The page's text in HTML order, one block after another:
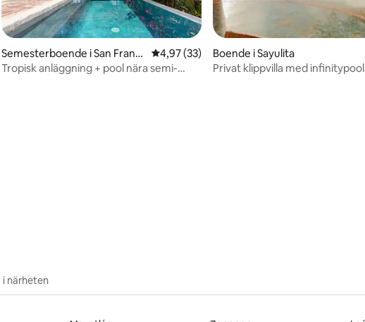
betyg, 34 omdömen
Semesterboende i San Franci
sco
4,97 av 5 i genomsnittligt betyg, 33
4,97 (33)
Tropisk anläggning + pool nära semi-
Boende i Sayulita
Privat klippvilla med infinitypool
i närheten